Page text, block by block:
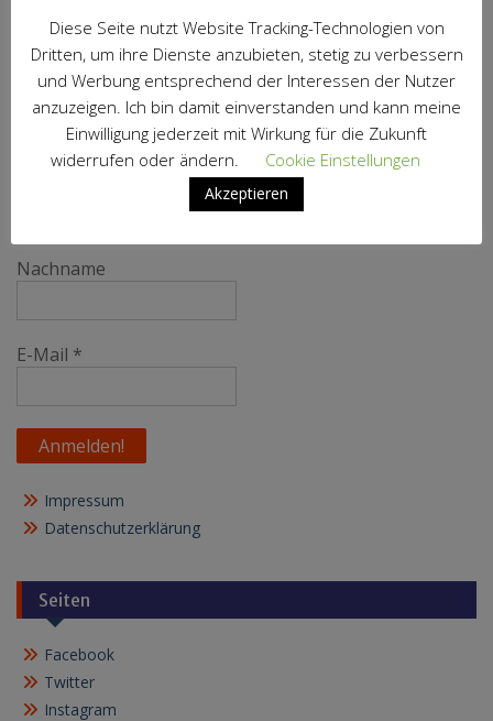
Lösungen statt falscher Symbolik
Impfangebot und testen, testen, testen
Abonniere unseren Newsletter
Nachname
E-Mail *
Impressum
Datenschutzerklärung
Seiten
Facebook
Twitter
Instagram
Diese Seite nutzt Website Tracking-Technologien von
Dritten, um ihre Dienste anzubieten, stetig zu verbessern
und Werbung entsprechend der Interessen der Nutzer
anzuzeigen. Ich bin damit einverstanden und kann meine
Einwilligung jederzeit mit Wirkung für die Zukunft
widerrufen oder ändern.
Cookie Einstellungen
Akzeptieren